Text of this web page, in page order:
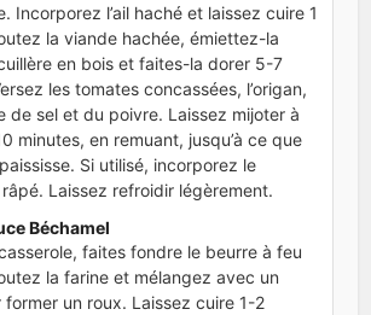
Incorporez l’ail haché et laissez cuire 1
la viande hachée, émiettez-la
en bois et faites-la dorer 5-7
les tomates concassées, l’origan,
de sel et du poivre. Laissez mijoter à
minutes, en remuant, jusqu’à ce que
Si utilisé, incorporez le
Laissez refroidir légèrement.
Béchamel
faites fondre le beurre à feu
la farine et mélangez avec un
un roux. Laissez cuire 1-2